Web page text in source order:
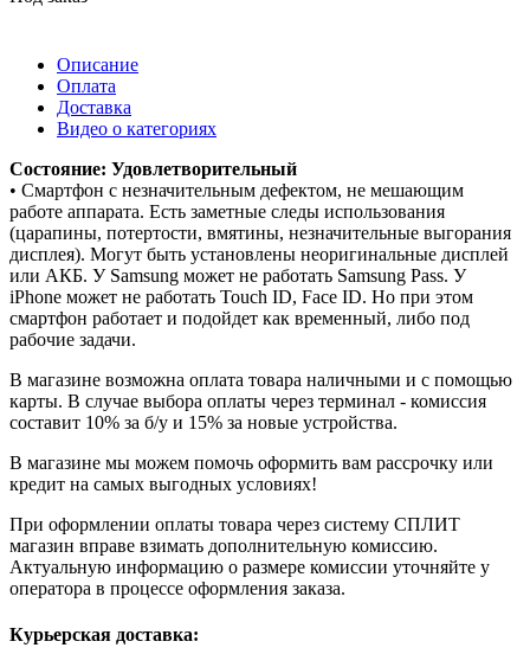
Описание
Оплата
Доставка
Видео о категориях
Состояние: Удовлетворительный
• Смартфон с незначительным дефектом, не мешающим
работе аппарата. Есть заметные следы использования
(царапины, потертости, вмятины, незначительные выгорания
дисплея). Могут быть установлены неоригинальные дисплей
или АКБ. У Samsung может не работать Samsung Pass. У
iPhone может не работать Touch ID, Face ID. Но при этом
смартфон работает и подойдет как временный, либо под
рабочие задачи.
В магазине возможна оплата товара наличными и с помощью
карты. В случае выбора оплаты через терминал - комиссия
составит 10% за б/у и 15% за новые устройства.
В магазине мы можем помочь оформить вам рассрочку или
кредит на самых выгодных условиях!
При оформлении оплаты товара через систему СПЛИТ
магазин вправе взимать дополнительную комиссию.
Актуальную информацию о размере комиссии уточняйте у
оператора в процессе оформления заказа.
Курьерская доставка: